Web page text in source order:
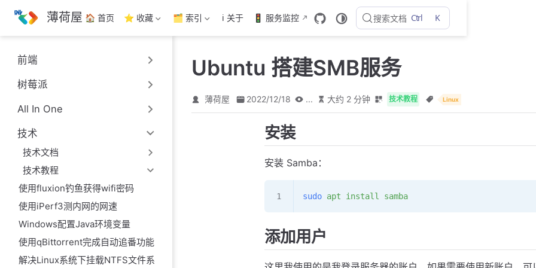
跳
主
要
內
容
薄荷屋 🏠 首页 ⭐ 收藏 🗂️ 索引 ℹ️ 关于 🚦 服务监控 搜索文档 Ctrl K
前端
树莓派
All In One
技术
技术文档
技术教程
使用fluxion钓鱼获得wifi密码
使用iPerf3测内网的网速
Windows配置Java环境变量
使用qBittorrent完成自动追番功能
解决Linux系统下挂载NTFS文件系
Ubuntu 搭建SMB服务
薄荷屋 2022/12/18 ... 大约 2 分钟 技术教程 Linux
安装
安装 Samba：
sudo apt install samba
添加用户